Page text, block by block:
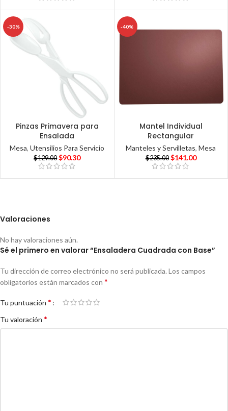
-30%
Pinzas Primavera para
Ensalada
Mesa,Utensilios Para Servicio
$129.00 $90.30
-40%
Mantel Individual
Rectangular
Manteles y Servilletas,Mesa
$235.00 $141.00
Valoraciones
No hay valoraciones aún.
Sé el primero en valorar “Ensaladera Cuadrada con Base”
Tu dirección de correo electrónico no será publicada. Los campos
obligatorios están marcados con *
Tu puntuación *
Tu valoración *